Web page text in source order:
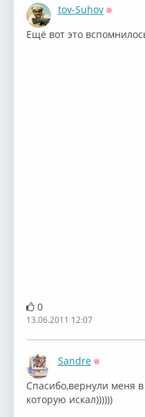
tov-Suhov
Ещё вот это
0
13.06.2011 12:07
Sandre
Спасибо,вернули меня
которую искал))))))